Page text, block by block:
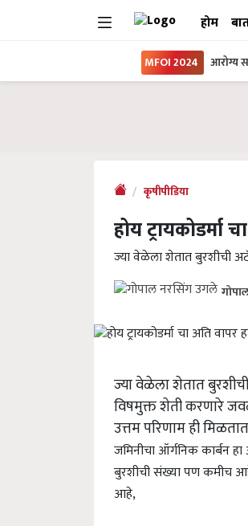
होम
MFOI 2024 आरोग्य
कृषीपीडिया
होय
ज्या वेळेला शेतात बुरशीची
ज्या वेळेला शेतात
विषमुक्त शेती करणारे
उत्तम परिणाम ही
जमिनीचा ऑर्गनिक कार्बन
बुरशीची संख्या पण कमीच
आहे,